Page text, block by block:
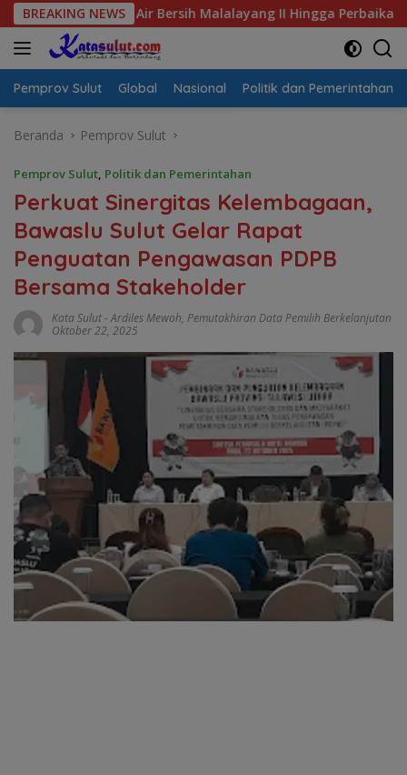
Langsung
ke
konten
BREAKING NEWS
Air Bersih Malalayang II Hingga Perbaikan Infrastruktur
Pemprov Sulut Global Nasional Politik dan Pemerintahan
Beranda Pemprov Sulut
Pemprov Sulut, Politik dan Pemerintahan
Perkuat Sinergitas Kelembagaan,
Bawaslu Sulut Gelar Rapat
Penguatan Pengawasan PDPB
Bersama Stakeholder
Kata Sulut-Ardiles Mewoh, Pemutakhiran Data Pemilih Berkelanjutan
Oktober 22, 2025